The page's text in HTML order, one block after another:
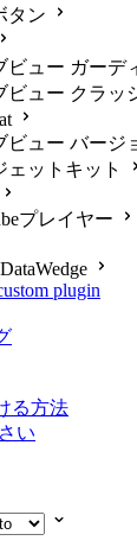
タン
ビュー ガーデ
ビュー クラッ
ビュー バージ
ェットキット
プレイヤー
plugin
る方法
い